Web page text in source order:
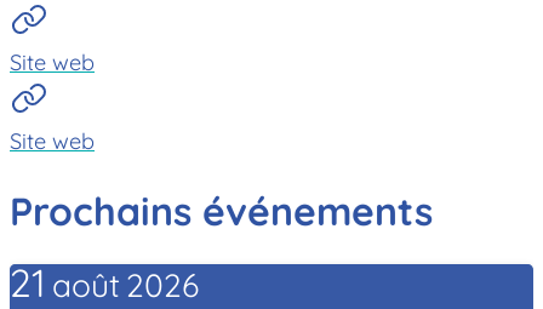
Site web
Site web
Prochains événements
21 août 2026